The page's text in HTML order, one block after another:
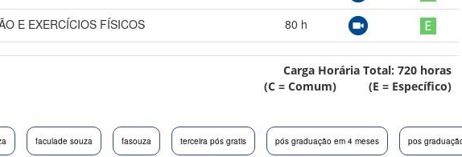
E EXERCÍCIOS FÍSICOS 80 h
Carga Horária Total: 720 horas
(C = Comum) (E = Específico)
faculade souza fasouza terceira pós gratis pós graduação em 4 meses pos